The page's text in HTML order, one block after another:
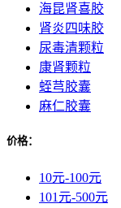
海昆肾喜胶
肾炎四味胶
尿毒清颗粒
康肾颗粒
蛭芎胶囊
麻仁胶囊
价格：
10元-100元
101元-500元